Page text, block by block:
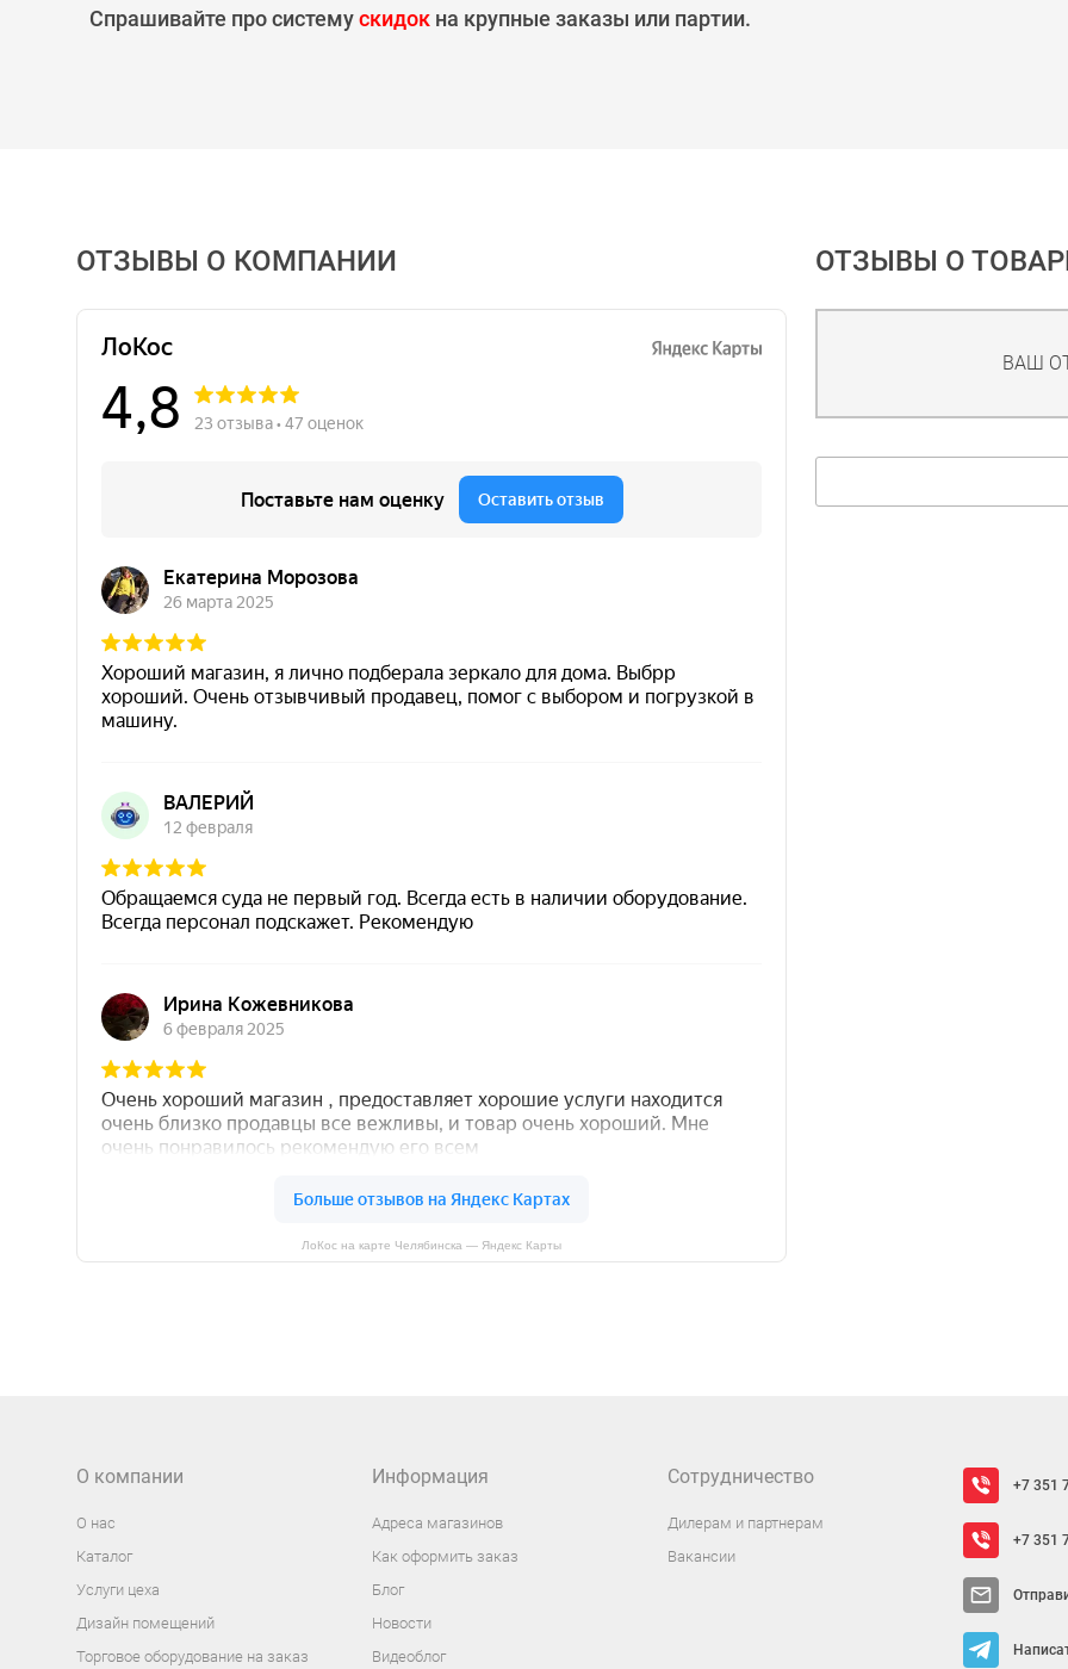
Спрашивайте про системускидок на крупные заказы или партии.
ОТЗЫВЫ О КОМПАНИИ
ЛоКос на карте Челябинска — Яндекс Карты
ОТЗЫВЫ О
ВАШ
О компании
О нас
Каталог
Услуги цеха
Дизайн помещений
Торговое оборудование на заказ
Информация
Адреса магазинов
Как оформить заказ
Блог
Новости
Видеоблог
Сотрудничество
Дилерам и партнерам
Вакансии
+7 351
+7 351